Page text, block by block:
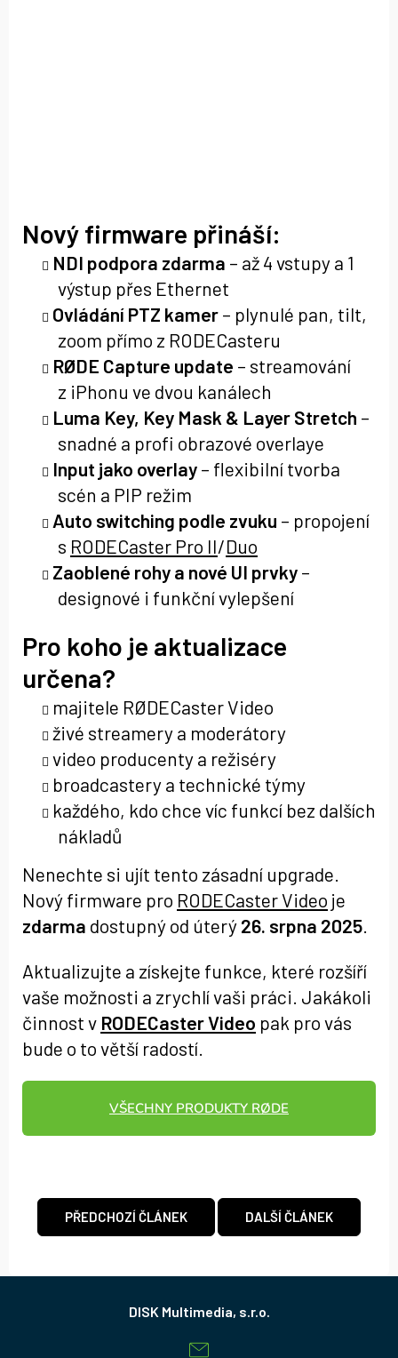
Nový firmware přináší:
NDI podpora zdarma – až 4 vstupy a 1
výstup přes Ethernet
Ovládání PTZ kamer – plynulé pan, tilt,
zoom přímo z RODECasteru
RØDE Capture update – streamování
z iPhonu ve dvou kanálech
Luma Key, Key Mask & Layer Stretch –
snadné a profi obrazové overlaye
Input jako overlay – flexibilní tvorba
scén a PIP režim
Auto switching podle zvuku – propojení
s RODECaster Pro II/Duo
Zaoblené rohy a nové UI prvky –
designové i funkční vylepšení
Pro koho je aktualizace
určena?
majitele RØDECaster Video
živé streamery a moderátory
video producenty a režiséry
broadcastery a technické týmy
každého, kdo chce víc funkcí bez dalších
nákladů
Nenechte si ujít tento zásadní upgrade.
Nový firmware pro RODECaster Video je
zdarma dostupný od úterý 26. srpna 2025.
Aktualizujte a získejte funkce, které rozšíří
vaše možnosti a zrychlí vaši práci. Jakákoli
činnost v RODECaster Video pak pro vás
bude o to větší radostí.
VŠECHNY PRODUKTY RØDE
PŘEDCHOZÍ ČLÁNEK DALŠÍ ČLÁNEK